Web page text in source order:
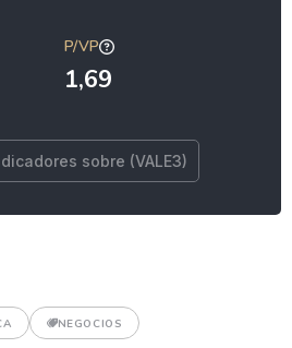
P/VP
1,69
sobre (VALE3)
NEGOCIOS